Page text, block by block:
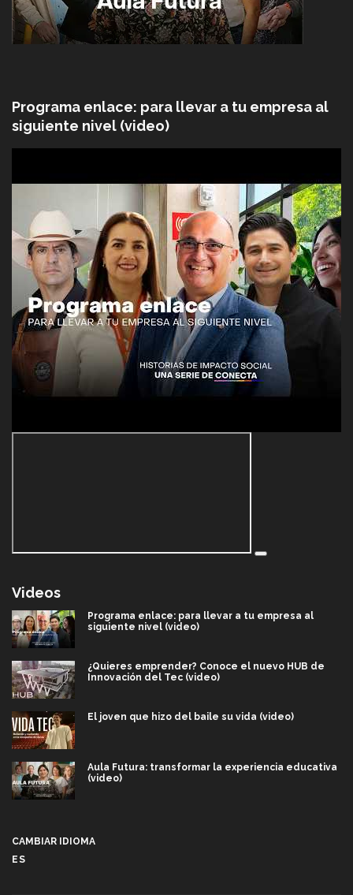
Programa enlace: para llevar a tu empresa al
siguiente nivel (video)
Videos
Programa enlace: para llevar a tu empresa al
siguiente nivel (video)
¿Quieres emprender? Conoce el nuevo HUB de
Innovación del Tec (video)
El joven que hizo del baile su vida (video)
Aula Futura: transformar la experiencia educativa
(video)
CAMBIAR IDIOMA
ES